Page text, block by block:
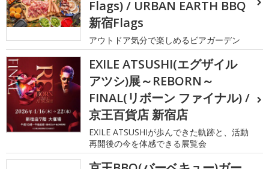
Flags) / URBAN EARTH BBQ
新宿Flags
アウトドア気分で楽しめるビアガーデン
EXILE ATSUSHI(エグザイル
アツシ)展～REBORN～
FINAL(リボーン ファイナル) /
京王百貨店 新宿店
EXILE ATSUSHIが歩んできた軌跡と、活動
再開後の今を体感できる展覧会